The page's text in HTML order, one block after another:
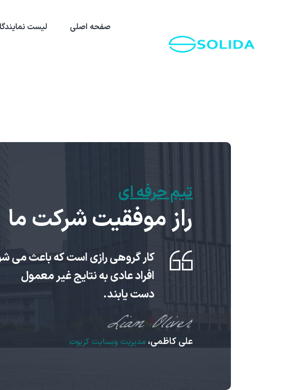
صفحه اصلی لیست
تیم حرفه ای
راز موفقیت شرکت ما
کار گروهی رازی است که باعث می
افراد عادی به نتایج غیر معمول
دست یابند.
علی کاظمی، مدیریت وبسایت کریوت